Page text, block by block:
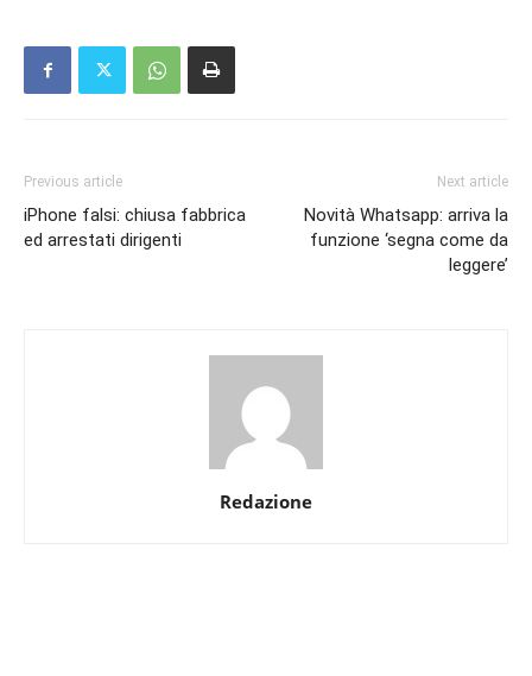
Previous article
iPhone falsi: chiusa fabbrica
ed arrestati dirigenti
Next article
Novità Whatsapp: arriva la
funzione ‘segna come da
leggere’
Redazione